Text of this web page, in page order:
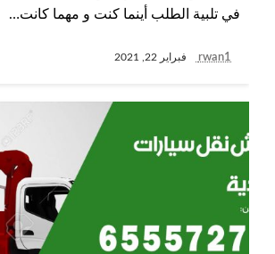
في تلبية الطلب أينما كنت و مهما كانت…
rwan1 فبراير 22, 2021